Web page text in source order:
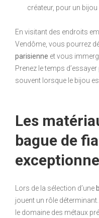
créateur, pour un
En visitant des endroits
Vendôme, vous pourrez
parisienne et vous
Prenez le temps
souvent lorsque le bijou
Les
bague de
Lors de la sélection d’une
jouent un rôle
le domaine des métaux